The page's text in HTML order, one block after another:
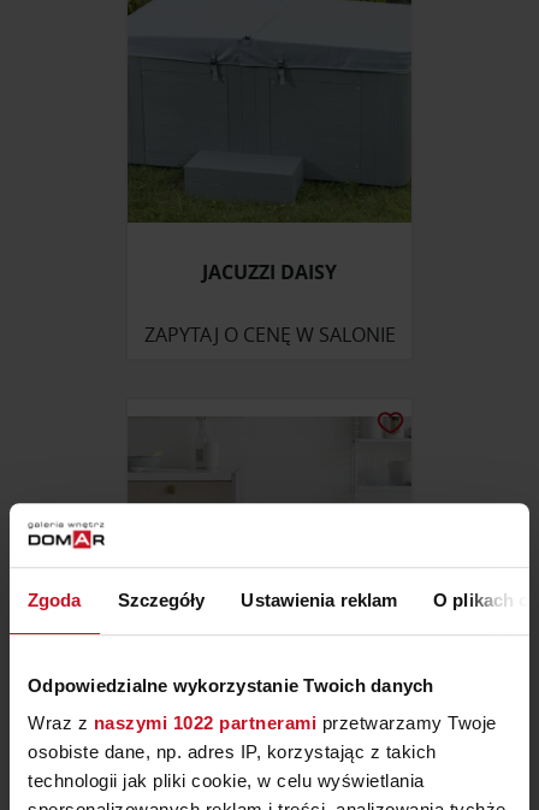
Zgoda Szczegóły Ustawienia reklam O plikach
Odpowiedzialne wykorzystanie Twoich danych
Wraz z naszymi 1022 partnerami przetwarzamy Twoje
osobiste dane, np. adres IP, korzystając z takich
technologii jak pliki cookie, w celu wyświetlania
JACUZZI DAISY
ZAPYTAJ O CENĘ W SALONIE
KOSZ „TOUCH BIN NEW” 30L
BRABANTIA
ZAPYTAJ O CENĘ W SALONIE